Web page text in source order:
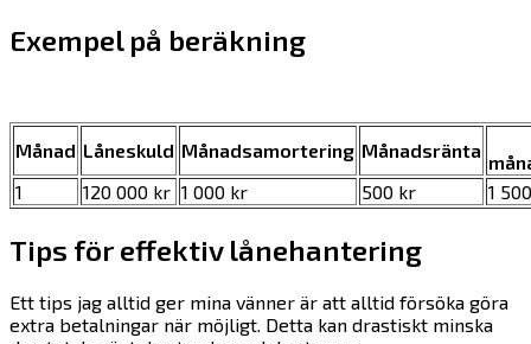
Exempel på beräkning
Månad Låneskuld Månadsamortering Månadsränta
1
120 000 kr 1 000 kr 500 kr 1
Tips för effektiv lånehantering
Ett tips jag alltid ger mina vänner är att alltid försöka göra
extra betalningar när möjligt. Detta kan drastiskt minska